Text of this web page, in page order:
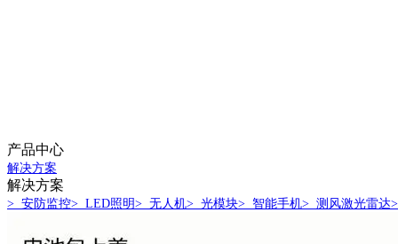
产品中心
解决方案
解决方案
> 安防监控> LED照明> 无人机> 光模块> 智能手机> 测风激光雷达